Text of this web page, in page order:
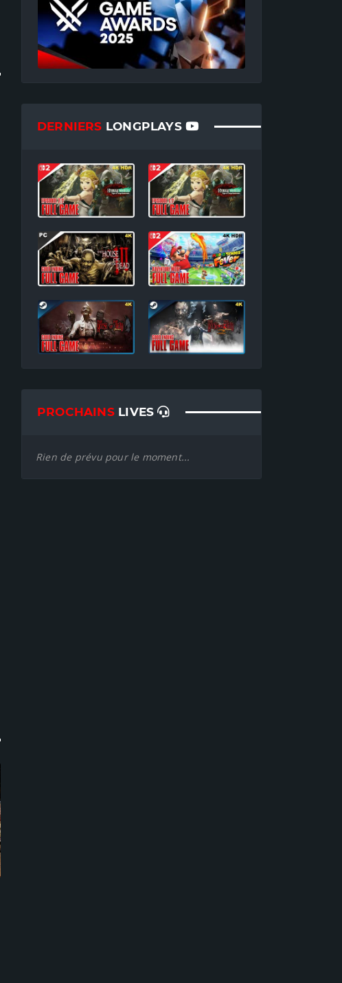
DERNIERS LONGPLAYS
PROCHAINSLIVES
Rien de prévu pour le moment...